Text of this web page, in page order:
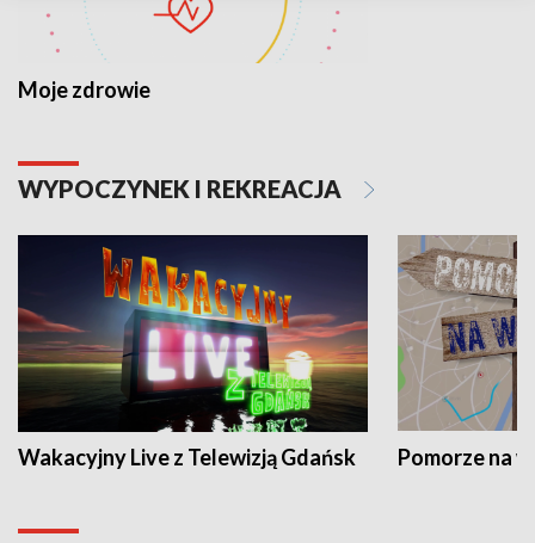
Moje zdrowie
WYPOCZYNEK I REKREACJA
Wakacyjny Live z Telewizją Gdańsk Pomorze na